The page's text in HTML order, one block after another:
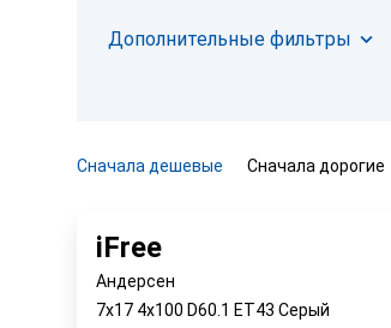
Дополнительные фильтры
Сначала дешевые Сначала дорогие
iFree
Андерсен
7x17 4x100 D60.1 ET43 Серый